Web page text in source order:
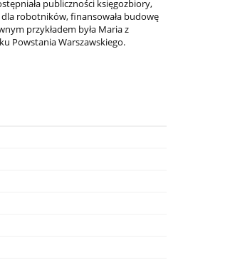
publiczności księgozbiory,
dla robotników, finansowała budowę
przykładem była Maria z
Powstania Warszawskiego.